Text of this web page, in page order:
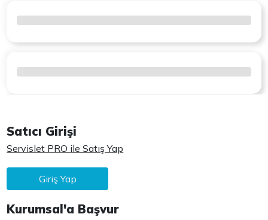
Satıcı Girişi
Servislet PRO ile Satış Yap
Giriş Yap
Kurumsal'a Başvur